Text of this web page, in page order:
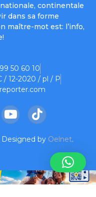
continentale
dans sa forme
maître-mot est: l’info,
50 60 10
/ 12-2020 / pl / P
YouTubeTikTok
by Oelnet.